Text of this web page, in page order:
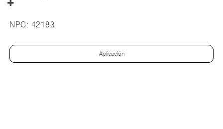
NPC: 42183
Aplicación